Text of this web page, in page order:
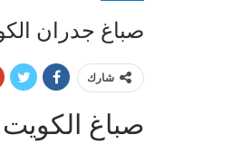
صباغ جدران الكويت
شارك
صباغ الكويت